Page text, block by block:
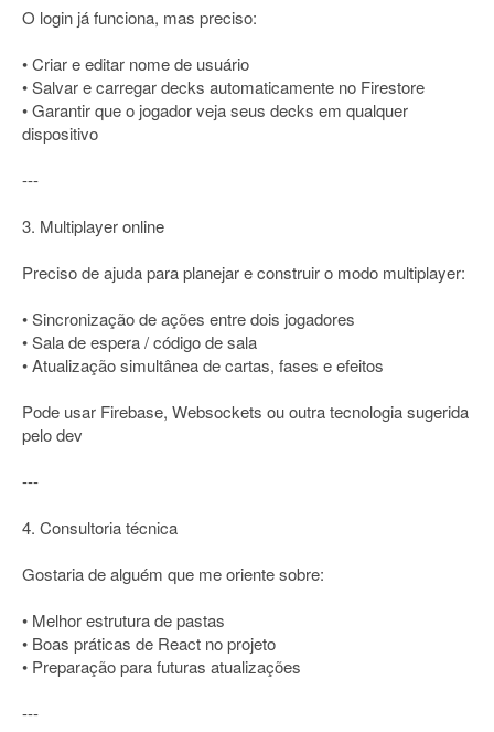
O login já funciona, mas preciso:
• Criar e editar nome de usuário
• Salvar e carregar decks automaticamente no Firestore
• Garantir que o jogador veja seus decks em qualquer
dispositivo
---
3. Multiplayer online
Preciso de ajuda para planejar e construir o modo multiplayer:
• Sincronização de ações entre dois jogadores
• Sala de espera / código de sala
• Atualização simultânea de cartas, fases e efeitos
Pode usar Firebase, Websockets ou outra tecnologia sugerida
pelo dev
---
4. Consultoria técnica
Gostaria de alguém que me oriente sobre:
• Melhor estrutura de pastas
• Boas práticas de React no projeto
• Preparação para futuras atualizações
---